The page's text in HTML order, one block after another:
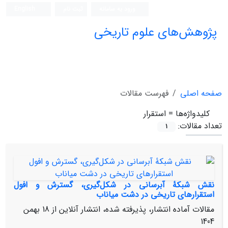
پژوهش‌های علوم تاریخی
صفحه اصلی
فهرست مقالات
کلیدواژه‌ها = استقرار
تعداد مقالات:
1
نقش شبکۀ آبرسانی در شکل‌گیری، گسترش و افول
استقرارهای تاریخی در دشت میاناب
مقالات آماده انتشار، پذیرفته شده، انتشار آنلاین از
18 بهمن
1404